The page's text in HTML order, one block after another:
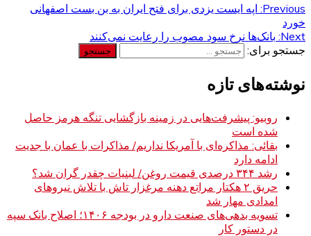
Previous: اپه ايست يزدى براى فتح ايران به بن بست اصفهانى
خورد
Next: بانک‌ها نرخ سود مصوب را رعایت نمی‌کنند
جستجو برای:
نوشته‌های تازه
روبیو: پیشرفت‌هایی در زمینه بازگشایی تنگه هرمز حاصل
شده است
بقائی: مذاکره‌ای با آمریکا نداریم/ مذاکرات با عمان با جدیت
ادامه دارد
رشد ۳۴۴ درصدی قیمت روغن/ لبنیات چقدر گران شد؟
حریق ۲ هکتار مراتع دهنه مرغزار تاش با تلاش نیروهای
امدادی مهار شد
تسویه بدهی‌های صنعت دارو در بودجه ۱۴۰۶؛ اصلاح بانک سپه
در دستور کار